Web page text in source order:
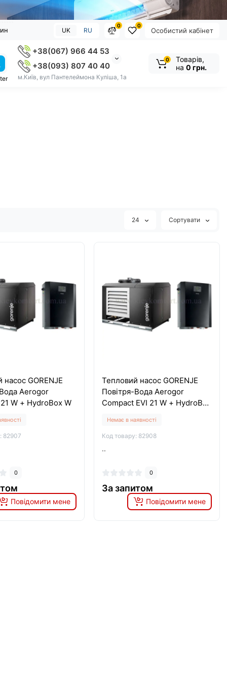
Особистий кабінет
0
0
UK RU
+38(067) 966 44 53
+38(093) 807 40 40
м.Київ, вул Пантелеймона Куліша, 1а
0
Товарів,
на 0 грн.
24 Сортувати
насос GORENJE
Aerogor
W + HydroBox W
82907
0
Повідомити мене
Тепловий насос GORENJE
Повітря-Вода Aerogor
Compact EVI 21 W + HydroBox
Немає в наявності
Код товару: 82908
..
0
За запитом
Повідомити мене